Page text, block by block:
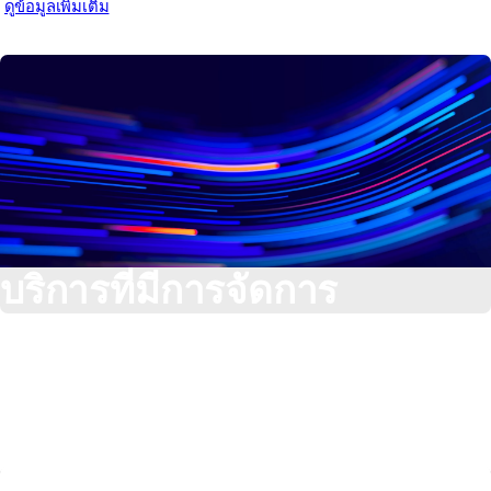
ดูข้อมูลเพิ่มเติม